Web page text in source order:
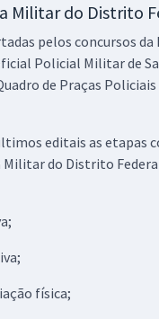
Militar do Distrito
pelos concursos
Policial Militar de
de Praças
editais as etapas
Militar do Distrito
física;